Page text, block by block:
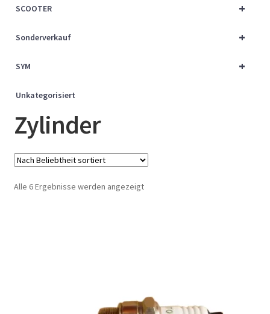
+
SCOOTER
+
Sonderverkauf
+
SYM
Unkategorisiert
Zylinder
Alle 6 Ergebnisse werden angezeigtNach